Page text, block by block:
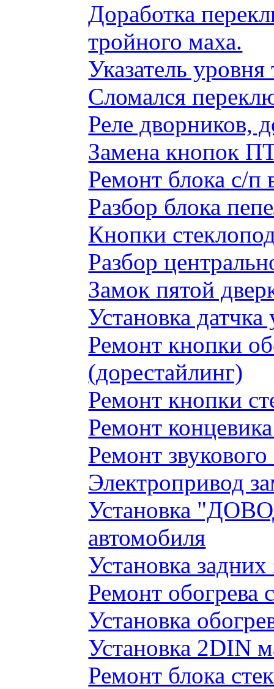
Доработка
тройного маха.
Указатель
Сломался
Реле дворников,
Замена кнопок
Ремонт блока с/п
Разбор блока
Кнопки
Разбор
Замок пятой
Установка
Ремонт кнопки
(дорестайлинг)
Ремонт кнопки
Ремонт
Ремонт
Электропривод
Установка
автомобиля
Установка
Ремонт обогрева
Установка
Установка 2DIN
Ремонт блока